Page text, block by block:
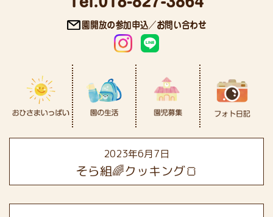
2023年6月7日
そら組🌈クッキング🍞